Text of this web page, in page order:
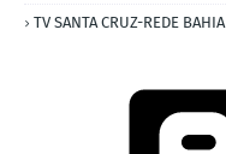
TV SANTA CRUZ-REDE BAHIA